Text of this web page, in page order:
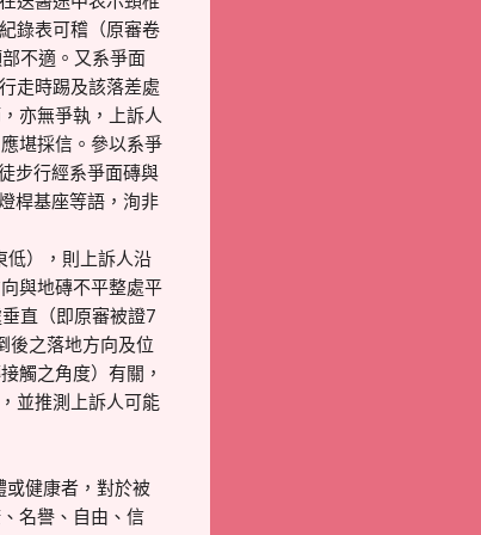
錄表可稽（原審卷
不適。又系爭面
走時踢及該落差處
亦無爭執，上訴人
堪採信。參以系爭
步行經系爭面磚與
桿基座等語，洵非
），則上訴人沿
與地磚不平整處平
直（即原審被證7
後之落地方向及位
觸之角度）有關，
並推測上訴人可能
健康者，對於被
名譽、自由、信